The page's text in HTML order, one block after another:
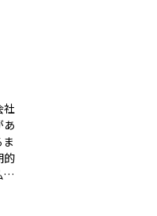
社
あ
的